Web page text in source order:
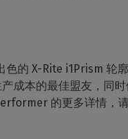
的 X-Rite i1Prism 轮
本的最佳盟友，同时
的更多详情，